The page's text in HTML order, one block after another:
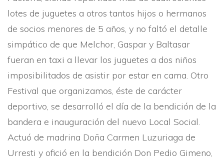
lotes de juguetes a otros tantos hijos o hermanos
de socios menores de 5 años, y no faltó el detalle
simpático de que Melchor, Gaspar y Baltasar
fueran en taxi a llevar los juguetes a dos niños
imposibilitados de asistir por estar en cama. Otro
Festival que organizamos, éste de carácter
deportivo, se desarrolló el dí­a de la bendición de la
bandera e inauguración del nuevo Local Social.
Actuó de madrina Doña Carmen Luzuriaga de
Urresti y ofició en la bendición Don Pedio Gimeno,